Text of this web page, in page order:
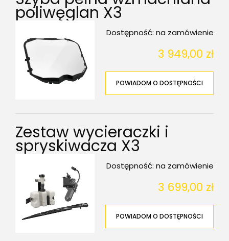
poliwęglan X3
Dostępność: na zamówienie
3 949,00 zł
POWIADOM O DOSTĘPNOŚCI
Zestaw wycieraczki i
spryskiwacza X3
Dostępność: na zamówienie
3 699,00 zł
POWIADOM O DOSTĘPNOŚCI